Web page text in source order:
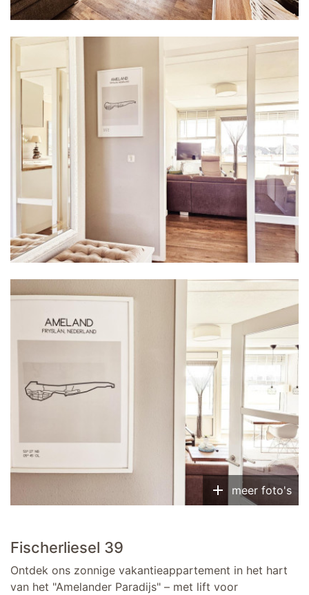
add meer foto's
Fischerliesel 39
Ontdek ons zonnige vakantieappartement in het hart
van het "Amelander Paradijs" – met lift voor